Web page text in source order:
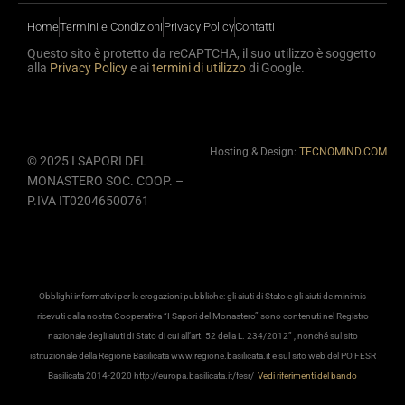
HomeTermini e Condizioni Privacy PolicyContatti
Questo sito è protetto da reCAPTCHA, il suo utilizzo è soggetto
alla Privacy Policye aitermini di utilizzodi Google.
© 2025 I SAPORI DEL
MONASTERO SOC. COOP. –
P.IVA IT02046500761
Hosting & Design: TECNOMIND.COM
Obblighi informativi per le erogazioni pubbliche: gli aiuti di Stato e gli aiuti de minimis
ricevuti dalla nostra Cooperativa “I Sapori del Monastero” sono contenuti nel Registro
nazionale degli aiuti di Stato di cui all’art. 52 della L. 234/2012” , nonché sul sito
istituzionale della Regione Basilicata www.regione.basilicata.it e sul sito web del PO FESR
Basilicata 2014-2020 http://europa.basilicata.it/fesr/ Vedi riferimenti del bando